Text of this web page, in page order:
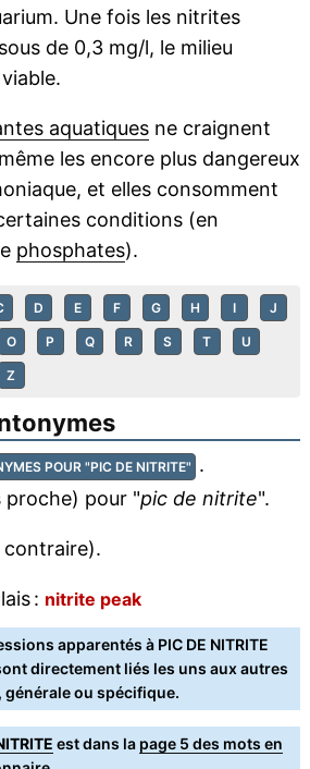
Une fois les nitrites
de 0,3 mg/l, le milieu
aquatiquesne craignent
les encore plus dangereux
et elles consomment
conditions (en
phosphates).
D E F G H I J
O P Q R S T U
Z
POUR "PIC DE NITRITE" .
proche) pour "pic de nitrite".
: nitrite peak
apparentés à PIC DE NITRITE
directement liés les uns aux autres
ou spécifique.
est dans la page 5 des mots en